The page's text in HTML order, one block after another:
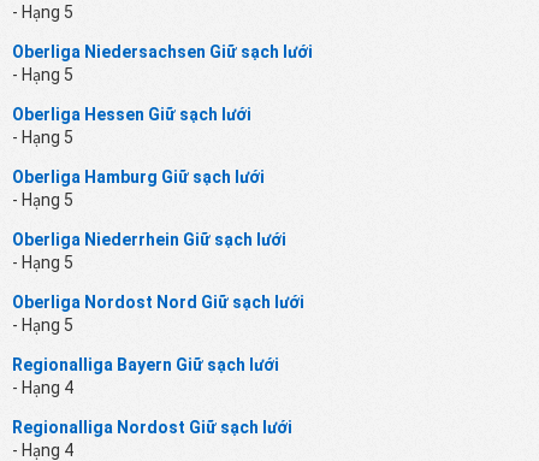
- Hạng 5
Oberliga Niedersachsen Giữ sạch lưới
- Hạng 5
Oberliga Hessen Giữ sạch lưới
- Hạng 5
Oberliga Hamburg Giữ sạch lưới
- Hạng 5
Oberliga Niederrhein Giữ sạch lưới
- Hạng 5
Oberliga Nordost Nord Giữ sạch lưới
- Hạng 5
Regionalliga Bayern Giữ sạch lưới
- Hạng 4
Regionalliga Nordost Giữ sạch lưới
- Hạng 4